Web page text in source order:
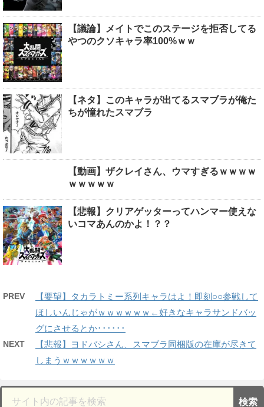
【議論】メイトでこのステージを拒否してる
やつのクソキャラ率100%ｗｗ
【ネタ】このキャラが出てるスマブラが俺た
ちが憧れたスマブラ
【動画】ザクレイさん、ウマすぎるｗｗｗｗ
ｗｗｗｗｗ
【悲報】クリアゲッターってハンマー使えな
いコマあんのかよ！？？
PREV
【要望】タカラトミー系列キャラはよ！即刻○○参戦して
ほしいんじゃがｗｗｗｗｗｗ←好きなキャラサンドバッ
グにさせるとか･･････
NEXT
【悲報】ヨドバシさん、スマブラ同梱版の在庫が尽きて
しまうｗｗｗｗｗｗ